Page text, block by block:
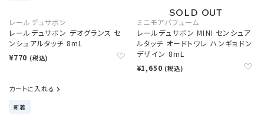
レールデュサボン
レールデュサボン デオグランス セ
ンシュアルタッチ 8mL
¥770 (税込)
カートに入れる
新着
ミニモアパフューム
レールデュサボン MINI センシュア
ルタッチ オードトワレ ハンギョドン
デザイン 8mL
¥1,650 (税込)